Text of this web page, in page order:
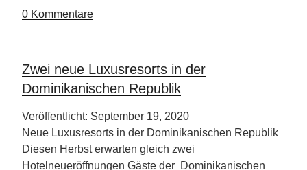
Land
0 Kommentare
Zwei neue Luxusresorts in der
Dominikanischen Republik
Veröffentlicht: September 19, 2020
Neue Luxusresorts in der Dominikanischen Republik
Diesen Herbst erwarten gleich zwei
Hotelneueröffnungen Gäste der Dominikanischen